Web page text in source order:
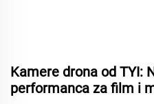
Kamere drona od TYI:
performanca za film i